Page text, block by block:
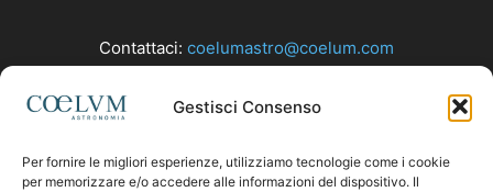
Gestisci Consenso
Per fornire le migliori esperienze, utilizziamo tecnologie come i cookie
per memorizzare e/o accedere alle informazioni del dispositivo. Il
Contattaci: coelumastro@coelum.com
SEGUICI